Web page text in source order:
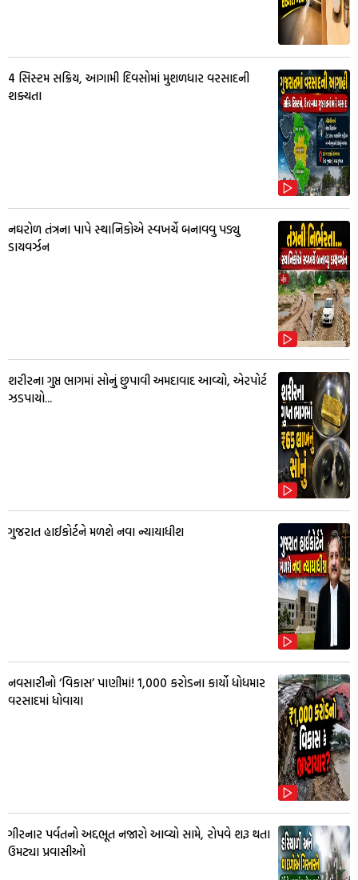
4 સિસ્ટમ સક્રિય, આગામી દિવસોમાં મુશળધાર વરસાદની
શક્યતા
નઘરોળ તંત્રના પાપે સ્થાનિકોએ સ્વખર્ચે બનાવવુ પડ્યુ
ડાયવર્ઝન
શરીરના ગુપ્ત ભાગમાં સોનું છુપાવી અમદાવાદ આવ્યો, એરપોર્ટ
ઝડપાયો...
ગુજરાત હાઈકોર્ટને મળશે નવા ન્યાયાધીશ
નવસારીનો ‘વિકાસ’ પાણીમાં! ₹1,000 કરોડના કાર્યો ધોધમાર
વરસાદમાં ધોવાયા
ગીરનાર પર્વતનો અદ્દભૂત નજારો આવ્યો સામે, રોપવે શરૂ થતા
ઉમટ્યા પ્રવાસીઓ